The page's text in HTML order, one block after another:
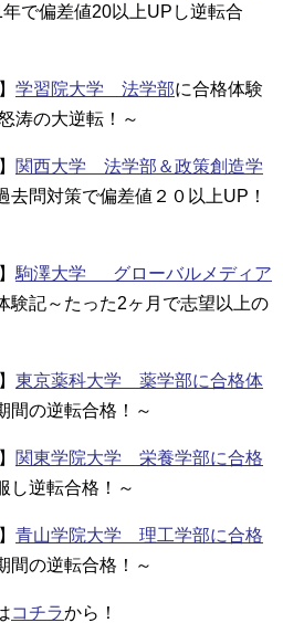
で偏差値20以上UPし逆転合
学習院大学 法学部に合格体験
涛の大逆転！～
関西大学 法学部＆政策創造学
去問対策で偏差値２０以上UP！
駒澤大学 グローバルメディア
験記～たった2ヶ月で志望以上の
東京薬科大学 薬学部に合格体
間の逆転合格！～
関東学院大学 栄養学部に合格
し逆転合格！～
青山学院大学 理工学部に合格
間の逆転合格！～
コチラから！